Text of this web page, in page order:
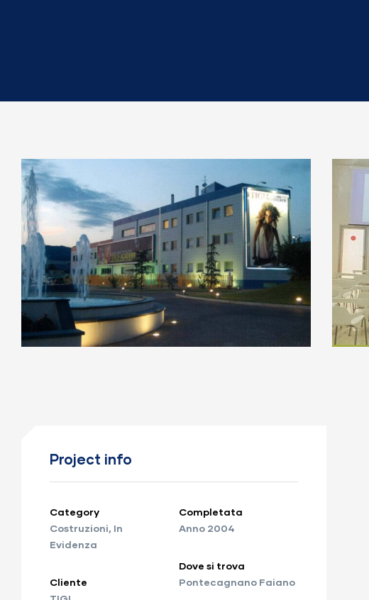
Project info
Category
Costruzioni, In
Evidenza
Cliente
Completata
Anno 2004
Dove si trova
Pontecagnano Faiano